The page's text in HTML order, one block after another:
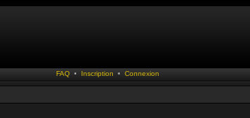
FAQ • Inscription • Connexion